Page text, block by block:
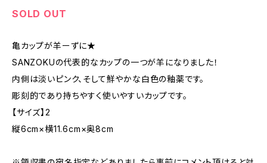
SOLD OUT
亀カップが羊ーずに★
SANZOKUの代表的なカップの一つが羊になりました！
内側は淡いピンク、そして鮮やかな白色の釉薬です。
彫刻的であり持ちやすく使いやすいカップです。
【サイズ】2
縦6cm×横11.6cm×奥8cm